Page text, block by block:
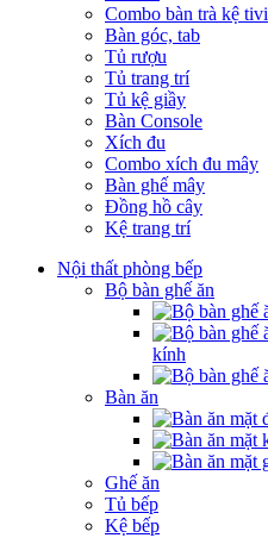
Combo bàn trà kệ tivi
Bàn góc, tab
Tủ rượu
Tủ trang trí
Tủ kệ giầy
Bàn Console
Xích đu
Combo xích đu mây
Bàn ghế mây
Đồng hồ cây
Kệ trang trí
Nội thất phòng bếp
Bộ bàn ghế ăn
kính
Bàn ăn
Ghế ăn
Tủ bếp
Kệ bếp